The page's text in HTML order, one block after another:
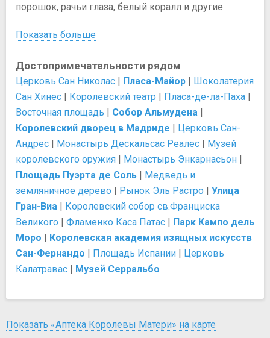
порошок, рачьи глаза, белый коралл и другие.
Показать больше
Достопримечательности рядом
Церковь Сан Николас | Пласа-Майор | Шоколатерия
Сан Хинес | Королевский театр | Пласа-де-ла-Паха |
Восточная площадь | Собор Альмудена |
Королевский дворец в Мадриде | Церковь Сан-
Андрес | Монастырь Дескальсас Реалес | Музей
королевского оружия | Монастырь Энкарнасьон |
Площадь Пуэрта де Соль | Медведь и
земляничное дерево | Рынок Эль Растро | Улица
Гран-Виа | Королевский собор св.Франциска
Великого | Фламенко Каса Патас | Парк Кампо дель
Моро | Королевская академия изящных искусств
Сан-Фернандо | Площадь Испании | Церковь
Калатравас | Музей Серральбо
Показать «Аптека Королевы Матери» на карте